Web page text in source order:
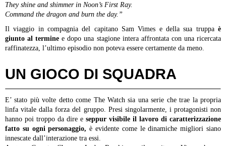
They shine and shimmer in Noon’s First Ray.
Command the dragon and burn the day.”
Il viaggio in compagnia del capitano Sam Vimes e della sua truppa è
giunto al termine e dopo una stagione intera affrontata con una ricercata
raffinatezza, l’ultimo episodio non poteva essere certamente da meno.
UN GIOCO DI SQUADRA
E’ stato più volte detto come The Watch sia una serie che trae la propria
linfa vitale dalla forza del gruppo. Presi singolarmente, i protagonisti non
hanno poi troppo da dire e seppur visibile il lavoro di caratterizzazione
fatto su ogni personaggio, è evidente come le dinamiche migliori siano
innescate dall’interazione tra essi.